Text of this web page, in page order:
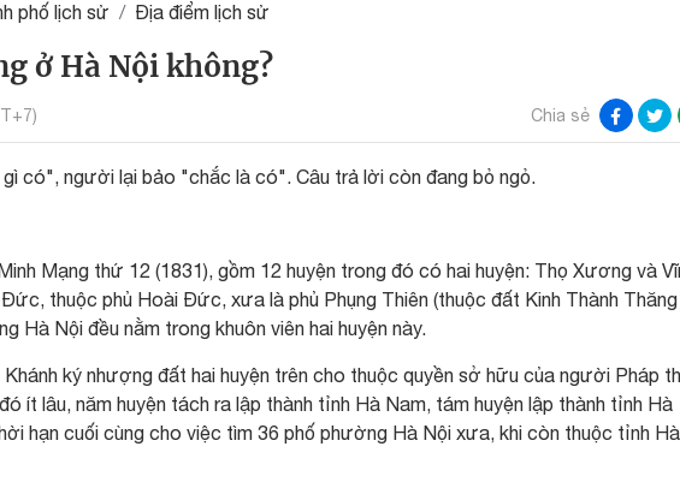
phố lịch sử Địa điểm lịch sử
ở Hà Nội không?
Chia sẻ
có", người lại bảo "chắc là có". Câu trả lời còn đang bỏ ngỏ.
Mạng thứ 12 (1831), gồm 12 huyện trong đó có hai huyện: Thọ Xương và
thuộc phủ Hoài Đức, xưa là phủ Phụng Thiên (thuộc đất Kinh Thành Thăng
Hà Nội đều nằm trong khuôn viên hai huyện này.
ký nhượng đất hai huyện trên cho thuộc quyền sở hữu của người Pháp
ít lâu, năm huyện tách ra lập thành tỉnh Hà Nam, tám huyện lập thành tỉnh Hà
hạn cuối cùng cho việc tìm 36 phố phường Hà Nội xưa, khi còn thuộc tỉnh Hà